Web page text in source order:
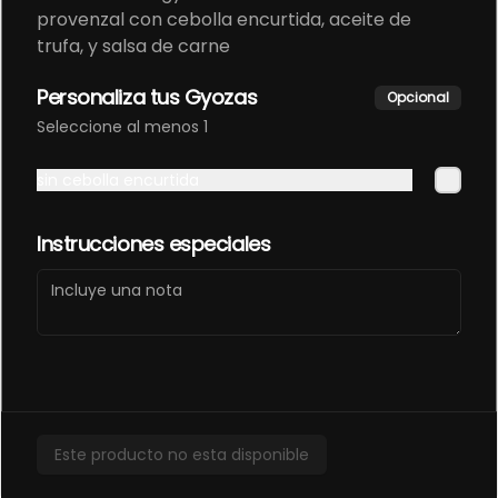
Zona de despacho
Términos y condiciones
Redes sociales
provenzal con cebolla encurtida, aceite de
trufa, y salsa de carne
Personaliza tus Gyozas Opcional
Seleccione al menos 1
Instrucciones especiales
Este producto no esta disponible